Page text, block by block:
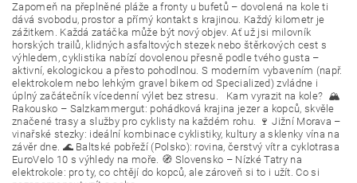
Zapomeň na přeplněné pláže a fronty u bufetů – dovolená na kole ti
dává svobodu, prostor a přímý kontakt s krajinou. Každý kilometr je
zážitkem. Každá zatáčka může být nový objev. Ať už jsi milovník
horských trailů, klidných asfaltových stezek nebo štěrkových cest s
výhledem, cyklistika nabízí dovolenou přesně podle tvého gusta –
aktivní, ekologickou a přesto pohodlnou. S moderním vybavením (např.
elektrokolem nebo lehkým gravel bikem od Specialized) zvládne i
úplný začátečník vícedenní výlet bez stresu. Kam vyrazit na kole? 🏔
Rakousko – Salzkammergut: pohádková krajina jezer a kopců, skvěle
značené trasy a služby pro cyklisty na každém rohu. 🍷 Jižní Morava –
vinařské stezky: ideální kombinace cyklistiky, kultury a sklenky vína na
závěr dne. 🌊 Baltské pobřeží (Polsko): rovina, čerstvý vítr a cyklotrasa
EuroVelo 10 s výhledy na moře. 🧭 Slovensko – Nízké Tatry na
elektrokole: pro ty, co chtějí do kopců, ale zároveň si to i užít. Co si